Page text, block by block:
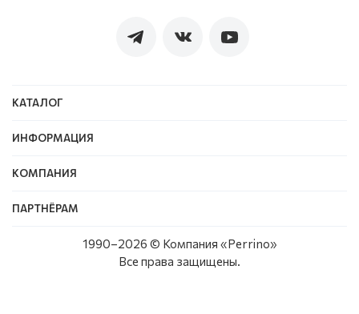
КАТАЛОГ
ИНФОРМАЦИЯ
КОМПАНИЯ
ПАРТНЁРАМ
1990–2026 © Компания «Perrino»
Все права защищены.